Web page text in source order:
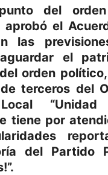
del
aprobó el
las
el
orden
terceros del
“Unidad
tiene por
del Partido